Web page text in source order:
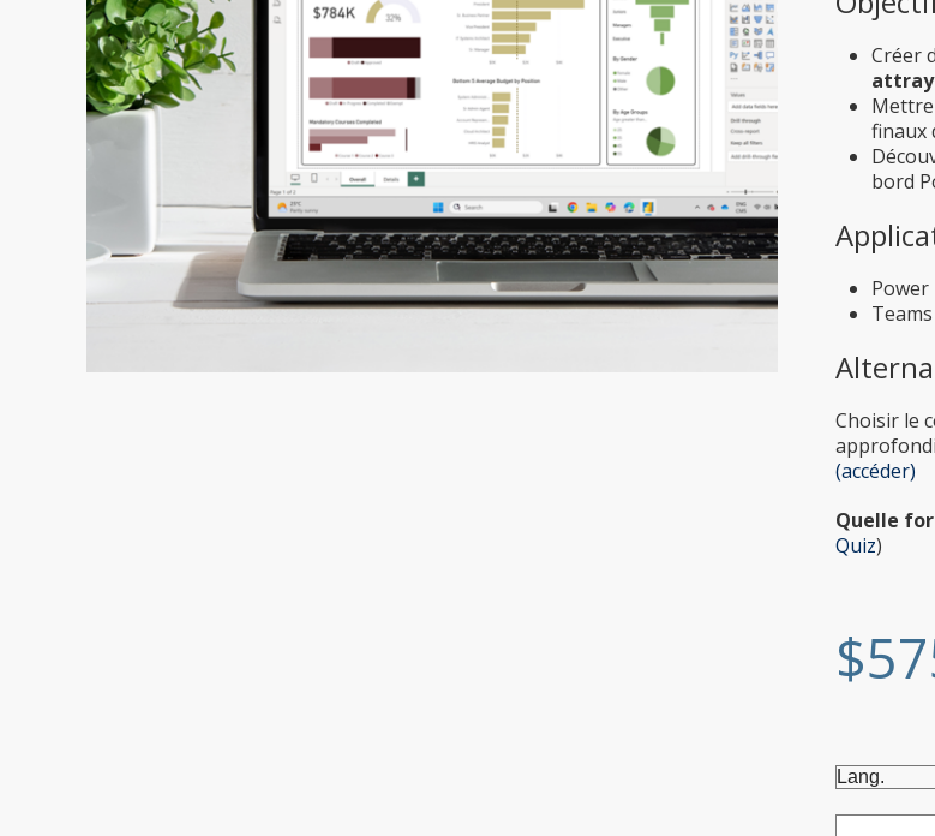
Créer
Mettre
finaux
bord
Power
Teams
Choisir le
(accéder)
Quelle
Quiz)
$